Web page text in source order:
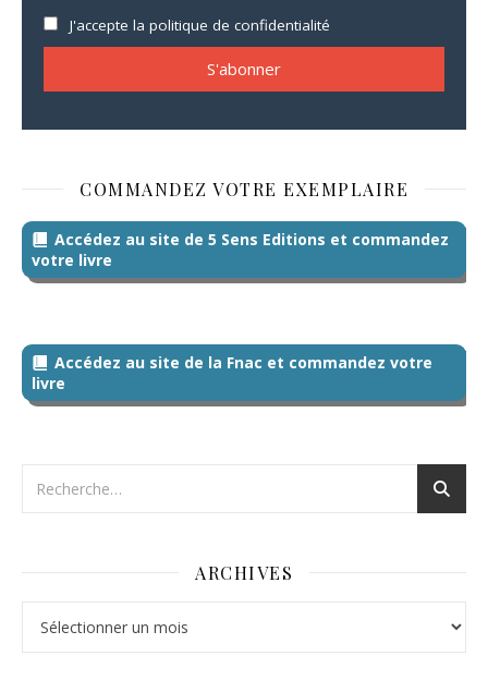
J'accepte la politique de confidentialité
COMMANDEZ VOTRE EXEMPLAIRE
Accédez au site de 5 Sens Editions et commandez
votre livre
Accédez au site de la Fnac et commandez votre
livre
ARCHIVES